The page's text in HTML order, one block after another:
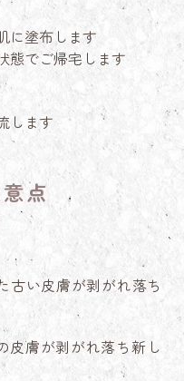
に塗布します
態でご帰宅します
します
点
古い皮膚が剥がれ落ち
皮膚が剥がれ落ち新し